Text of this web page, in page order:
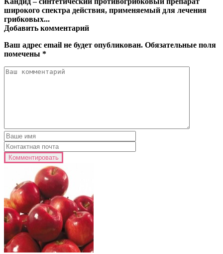
широкого спектра действия, применяемый для лечения
грибковых...
Добавить комментарий
Ваш адрес email не будет опубликован. Обязательные поля
помечены *